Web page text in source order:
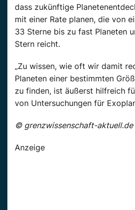
dass zukünftige
mit einer Rate planen, die von
33 Sterne bis zu fast Planeten
Stern reicht.
„Zu wissen, wie oft wir damit
Planeten einer bestimmten
zu finden, ist äußerst hilfreich
von Untersuchungen für
© grenzwissenschaft-aktuell.de
Anzeige